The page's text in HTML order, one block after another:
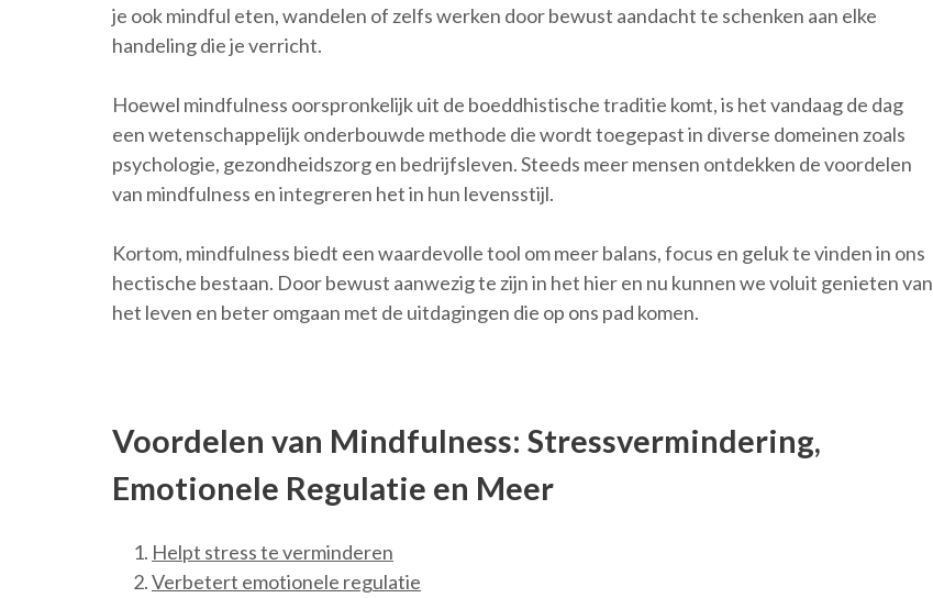
je ook mindful eten, wandelen of zelfs werken door bewust aandacht te schenken aan elke
handeling die je verricht.
Hoewel mindfulness oorspronkelijk uit de boeddhistische traditie komt, is het vandaag de dag
een wetenschappelijk onderbouwde methode die wordt toegepast in diverse domeinen zoals
psychologie, gezondheidszorg en bedrijfsleven. Steeds meer mensen ontdekken de voordelen
van mindfulness en integreren het in hun levensstijl.
Kortom, mindfulness biedt een waardevolle tool om meer balans, focus en geluk te vinden in ons
hectische bestaan. Door bewust aanwezig te zijn in het hier en nu kunnen we voluit genieten van
het leven en beter omgaan met de uitdagingen die op ons pad komen.
Voordelen van Mindfulness: Stressvermindering,
Emotionele Regulatie en Meer
Helpt stress te verminderen
Verbetert emotionele regulatie